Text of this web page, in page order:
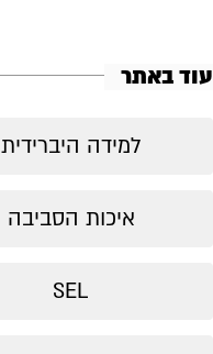
עוד באתר
למידה היברידית
איכות הסביבה
SEL